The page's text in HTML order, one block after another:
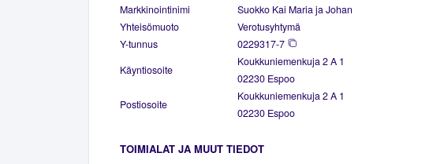
Markkinointinimi
Suokko Kai Maria ja Johan
Yhteisömuoto
Verotusyhtymä
Y-tunnus
0229317-7
Käyntiosoite
Koukkuniemenkuja 2 A 1
02230 Espoo
Postiosoite
Koukkuniemenkuja 2 A 1
02230 Espoo
TOIMIALAT JA MUUT TIEDOT